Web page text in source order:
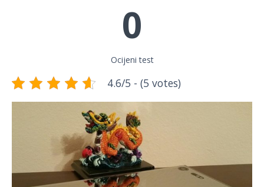
0
Ocijeni test
4.6/5 - (5 votes)